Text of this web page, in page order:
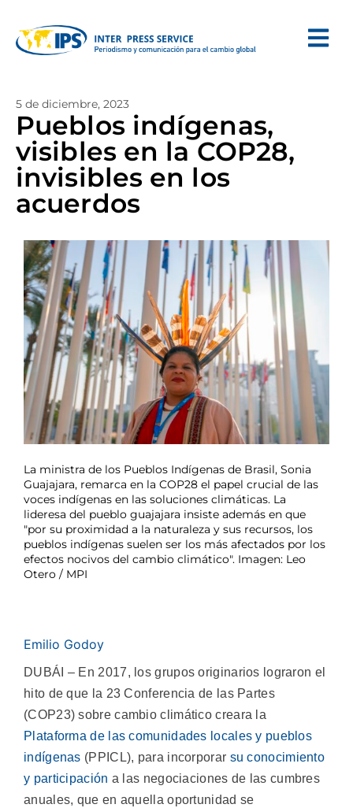
5 de diciembre, 2023
Pueblos indígenas,
visibles en la COP28,
invisibles en los
acuerdos
La ministra de los Pueblos Indígenas de Brasil, Sonia
Guajajara, remarca en la COP28 el papel crucial de las
voces indígenas en las soluciones climáticas. La
lideresa del pueblo guajajara insiste además en que
"por su proximidad a la naturaleza y sus recursos, los
pueblos indígenas suelen ser los más afectados por los
efectos nocivos del cambio climático". Imagen: Leo
Otero / MPI
Emilio Godoy
DUBÁI – En 2017, los grupos originarios lograron el
hito de que la 23 Conferencia de las Partes
(COP23) sobre cambio climático creara la
Plataforma de las comunidades locales y pueblos
indígenas (PPICL), para incorporar su conocimiento
y participación a las negociaciones de las cumbres
anuales, que en aquella oportunidad se